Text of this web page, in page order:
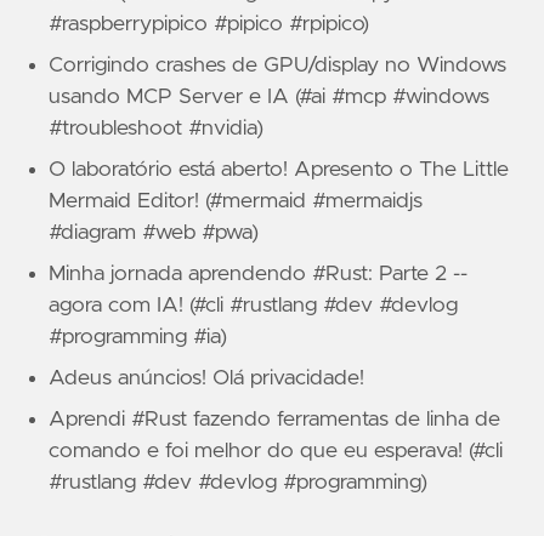
#raspberrypipico #pipico #rpipico)
Corrigindo crashes de GPU/display no Windows
usando MCP Server e IA (#ai #mcp #windows
#troubleshoot #nvidia)
O laboratório está aberto! Apresento o The Little
Mermaid Editor! (#mermaid #mermaidjs
#diagram #web #pwa)
Minha jornada aprendendo #Rust: Parte 2 --
agora com IA! (#cli #rustlang #dev #devlog
#programming #ia)
Adeus anúncios! Olá privacidade!
Aprendi #Rust fazendo ferramentas de linha de
comando e foi melhor do que eu esperava! (#cli
#rustlang #dev #devlog #programming)